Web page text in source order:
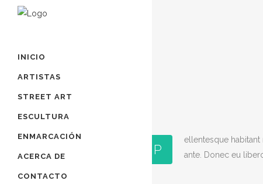
INICIO
ARTISTAS
STREET ART
ESCULTURA
ENMARCACIÓN
ACERCA DE
CONTACTO
P
ellentesque
ante. Donec eu